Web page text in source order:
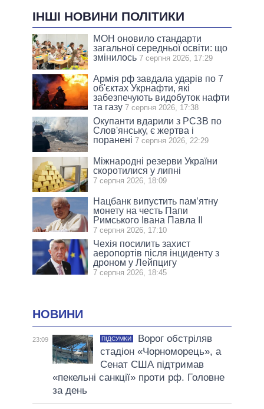
ІНШІ НОВИНИ ПОЛІТИКИ
МОН оновило стандарти
загальної середньої освіти: що
змінилось 7 серпня 2026, 17:29
Армія рф завдала ударів по 7
об'єктах Укрнафти, які
забезпечують видобуток нафти
та газу 7 серпня 2026, 17:38
Окупанти вдарили з РСЗВ по
Слов'янську, є жертва і
поранені 7 серпня 2026, 22:29
Міжнародні резерви України
скоротилися у липні
7 серпня 2026, 18:09
Нацбанк випустить пам’ятну
монету на честь Папи
Римського Івана Павла II
7 серпня 2026, 17:10
Чехія посилить захист
аеропортів після інциденту з
дроном у Лейпцигу
7 серпня 2026, 18:45
НОВИНИ
23:09 ПІДСУМКИ
Ворог обстріляв
стадіон «Чорноморець», а
Сенат США підтримав
«пекельні санкції» проти рф. Головне
за день